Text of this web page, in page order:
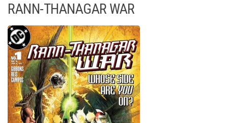
RANN-THANAGAR WAR